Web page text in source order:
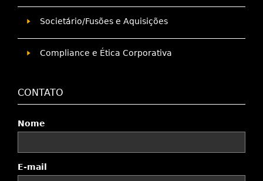
Societário/Fusões e Aquisições
Compliance e Ética Corporativa
CONTATO
Nome
E-mail